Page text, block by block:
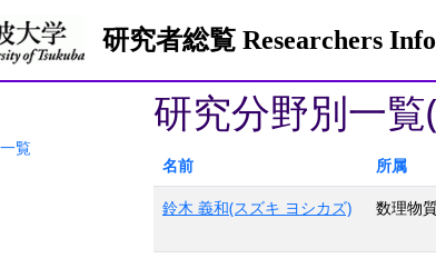
研究者総覧 Researchers
一覧
研究分野別一
名前 所属
鈴木 義和(スズキ ヨシカズ)
数理物